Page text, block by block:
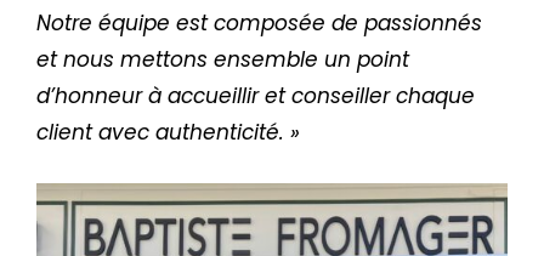
Notre équipe est composée de passionnés
et nous mettons ensemble un point
d’honneur à accueillir et conseiller chaque
client avec authenticité. »